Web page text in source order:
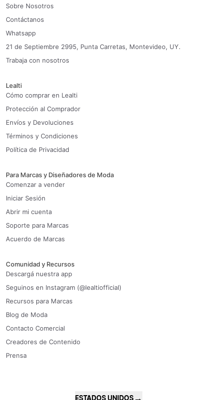
Sobre Nosotros
Contáctanos
Whatsapp
21 de Septiembre 2995, Punta Carretas, Montevideo, UY.
Trabaja con nosotros
Lealti
Cómo comprar en Lealti
Protección al Comprador
Envíos y Devoluciones
Términos y Condiciones
Política de Privacidad
Para Marcas y Diseñadores de Moda
Comenzar a vender
Iniciar Sesión
Abrir mi cuenta
Soporte para Marcas
Acuerdo de Marcas
Comunidad y Recursos
Descargá nuestra app
Seguinos en Instagram (@lealtiofficial)
Recursos para Marcas
Blog de Moda
Contacto Comercial
Creadores de Contenido
Prensa
ESTADOS UNIDOS